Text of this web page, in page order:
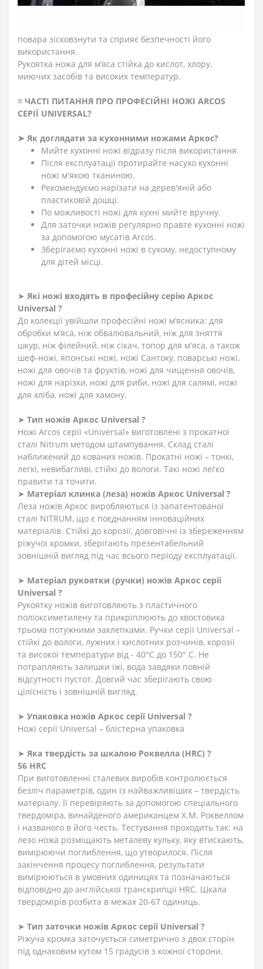
повара зісковзнути та сприяє безпечності його
використання.
Рукоятка ножа для м’яса стійка до кислот, хлору,
миючих засобів та високих температур.
≡ ЧАСТІ ПИТАННЯ ПРО ПРОФЕСІЙНІ НОЖІ ARCOS
СЕРІЇ UNIVERSAL?
➤ Як доглядати за кухонними ножами Аркос?
Мийте кухонні ножі відразу після використання.
Після експлуатації протирайте насухо кухонні
ножі м'якою тканиною.
Рекомендуємо нарізати на дерев'яній або
пластиковій дошці.
По можливості ножі для кухні мийте вручну.
Для заточки ножів регулярно правте кухонні ножі
за допомогою мусатів Arcos.
Зберігаємо кухонні ножі в сухому, недоступному
для дітей місці.
➤ Які ножі входять в професійну серію Аркос
Universal ?
До колекції увійшли професійні ножі м’ясника: для
обробки м’яса, ніж обвалювальний, ніж для зняття
шкур, ніж філейний, ніж сікач, топор для м'яса, а також
шеф-ножі, японські ножі, ножі Сантоку, поварські ножі,
ножі для овочів та фруктів, ножі для чищення овочів,
ножі для нарізки, ножі для риби, ножі для салямі, ножі
для хліба, ножі для хамону.
➤ Тип ножів Аркос Universal ?
Ножі Arcos серії «Universal» виготовлені з прокатної
сталі Nitrum методом штампування. Склад сталі
наближений до кованих ножів. Прокатні ножі – тонкі,
легкі, невибагливі, стійкі до вологи. Такі ножі легко
правити та точити.
➤ Матеріал клинка (леза) ножів Аркос Universal ?
Леза ножів Аркос виробляються із запатентованої
сталі NITRUM, що є поєднанням інноваційних
матеріалів. Стійкі до корозії, довговічні із збереженням
ріжучої кромки, зберігають презентабельний
зовнішній вигляд під час всього періоду експлуатації.
➤ Матеріал рукоятки (ручки) ножів Аркос серії
Universal ?
Рукоятку ножів виготовляють з пластичного
поліоксиметилену та прикріплюють до хвостовика
трьома потужними заклепками. Ручки серії Universal –
стійкі до вологи, лужних і кислотних розчинів, корозії
та високої температури від - 40°C до 150° C. Не
потрапляють залишки їжі, вода завдяки повній
відсутності пустот. Довгий час зберігають свою
цілісність і зовнішній вигляд.
➤ Упаковка ножів Аркос серії Universal ?
Ножі серії Universal – блістерна упаковка
➤ Яка твердість за шкалою Роквелла (HRC) ?
56 HRC
При виготовленні сталевих виробів контролюється
безліч параметрів, один із найважливіших – твердість
матеріалу. Її перевіряють за допомогою спеціального
твердоміра, винайденого американцем Х.М. Роквеллом
і названого в його честь. Тестування проходить так: на
лезо ножа розміщають металеву кульку, яку втискають,
вимірюючи поглиблення, що утворилося. Після
закінчення процесу поглиблення, результати
вимірюються в умовних одиницях та позначаються
відповідно до англійської транскрипції HRC. Шкала
твердомірів розбита в межах 20-67 одиниць.
➤ Тип заточки ножів Аркос серії Universal ?
Ріжуча кромка заточується симетрично з двох сторін
під однаковим кутом 15 градусів з кожної сторони.